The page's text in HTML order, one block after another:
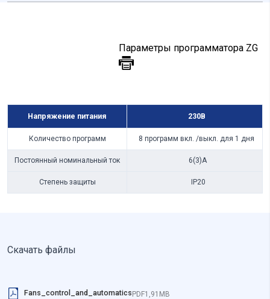
Параметры программатора ZG
Напряжение питания 230B
Количество программ 8 программ вкл. /выкл. для 1 дня
Постоянный номинальный ток 6(3)A
Степень защиты IP20
Скачать файлы
Fans_control_and_automatics PDF1,91MB